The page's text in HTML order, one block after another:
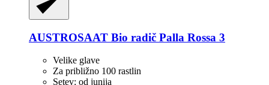
AUSTROSAAT Bio radič Palla Rossa 3
Velike glave
Za približno 100 rastlin
Setev: od junija